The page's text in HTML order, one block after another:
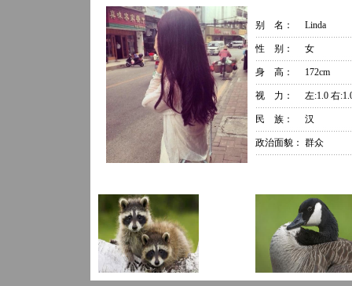
别 名： Linda
性 别： 女
身 高： 172cm
视 力： 左:1.0 右
民 族： 汉
政治面貌： 群众